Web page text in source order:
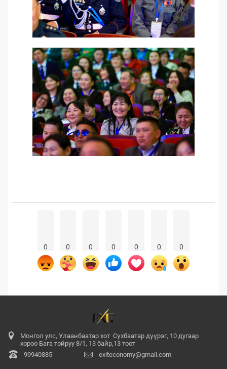
0 0 0 0 0 0 0
Монгол улс, Улаанбаатар хот Сүхбаатар дүүрэг, 10 дугаар
хороо Бага тойруу 8/1, 13 байр,13 тоот
99940885
exiteconomy@gmail.com